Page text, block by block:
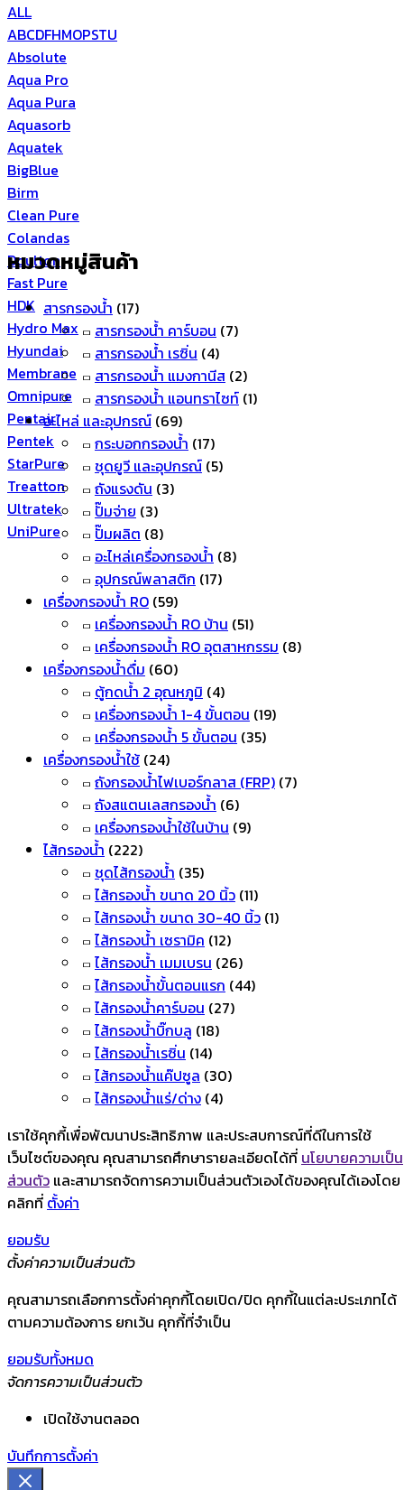
ALL
ABCDFHMOPSTU
Absolute
Aqua Pro
Aqua Pura
Aquasorb
Aquatek
BigBlue
Birm
Clean Pure
Colandas
Doulton
Fast Pure
HDK
Hydro Max
Hyundai
Membrane
Omnipure
Pentair
Pentek
StarPure
Treatton
Ultratek
UniPure
หมวดหมู่สินค้า
สารกรองน้ำ (17)
สารกรองน้ำ คาร์บอน (7)
สารกรองน้ำ เรซิ่น (4)
สารกรองน้ำ แมงกานีส (2)
สารกรองน้ำ แอนทราไซท์ (1)
อะไหล่ และอุปกรณ์ (69)
กระบอกกรองน้ำ (17)
ชุดยูวี และอุปกรณ์ (5)
ถังแรงดัน (3)
ปั๊มจ่าย (3)
ปั๊มผลิต (8)
อะไหล่เครื่องกรองน้ำ (8)
อุปกรณ์พลาสติก (17)
เครื่องกรองน้ำ RO (59)
เครื่องกรองน้ำ RO บ้าน (51)
เครื่องกรองน้ำ RO อุตสาหกรรม (8)
เครื่องกรองน้ำดื่ม (60)
ตู้กดน้ำ 2 อุณหภูมิ (4)
เครื่องกรองน้ำ 1-4 ขั้นตอน (19)
เครื่องกรองน้ำ 5 ขั้นตอน (35)
เครื่องกรองน้ำใช้ (24)
ถังกรองน้ำไฟเบอร์กลาส (FRP) (7)
ถังสแตนเลสกรองน้ำ (6)
เครื่องกรองน้ำใช้ในบ้าน (9)
ไส้กรองน้ำ (222)
ชุดไส้กรองน้ำ (35)
ไส้กรองน้ำ ขนาด 20 นิ้ว (11)
ไส้กรองน้ำ ขนาด 30-40 นิ้ว (1)
ไส้กรองน้ำ เซรามิค (12)
ไส้กรองน้ำ เมมเบรน (26)
ไส้กรองน้ำขั้นตอนแรก (44)
ไส้กรองน้ำคาร์บอน (27)
ไส้กรองน้ำบิ๊กบลู (18)
ไส้กรองน้ำเรซิ่น (14)
ไส้กรองน้ำแค๊ปซูล (30)
ไส้กรองน้ำแร่/ด่าง (4)
เราใช้คุกกี้เพื่อพัฒนาประสิทธิภาพ และประสบการณ์ที่ดีในการใช้
เว็บไซต์ของคุณ คุณสามารถศึกษารายละเอียดได้ที่ นโยบายความเป็น
ส่วนตัว และสามารถจัดการความเป็นส่วนตัวเองได้ของคุณได้เองโดย
คลิกที่ ตั้งค่า
ยอมรับ
ตั้งค่าความเป็นส่วนตัว
คุณสามารถเลือกการตั้งค่าคุกกี้โดยเปิด/ปิด คุกกี้ในแต่ละประเภทได้
ตามความต้องการ ยกเว้น คุกกี้ที่จำเป็น
ยอมรับทั้งหมด
จัดการความเป็นส่วนตัว
เปิดใช้งานตลอด
บันทึกการตั้งค่า